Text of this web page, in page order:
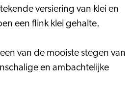
versiering van klei en
een flink klei gehalte.
van de mooiste stegen van
en ambachtelijke